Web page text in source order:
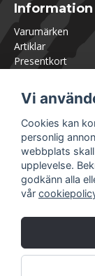
Information
Varumärken
Artiklar
Presentkort
Om Utklasad
Team Utklasad
Recensera och
Öppettider
Jobba hos oss
Returer
Villkor & Policy
Registrera dig
Glömt lösenord?
Vi
Cookies kan
personlig
webbplats
upplevelse.
godkänn alla
vår